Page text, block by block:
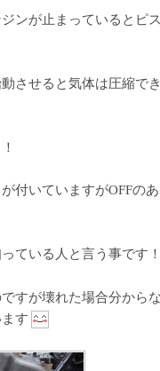
ンが止まっているとピ
させると気体は圧縮で
付いていますがOFFの
ている人と言う事です
すが壊れた場合分から
す